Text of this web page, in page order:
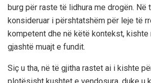
burg për raste të lidhura me drogën. Në
konsideruar i përshtatshëm për leje të
kompetent dhe në këtë kontekst, kishte
gjashtë muajt e fundit.
Siç u tha, në të gjitha rastet ai i kishte